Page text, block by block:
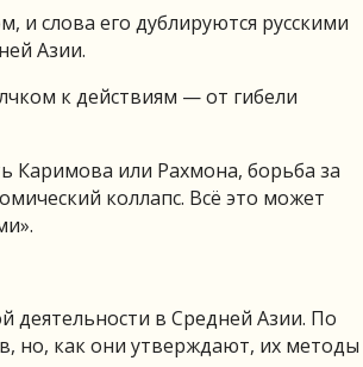
слова его дублируются русскими
Азии.
к действиям — от гибели
или Рахмона, борьба за
коллапс. Всё это может
деятельности в Средней Азии. По
но, как они утверждают, их методы